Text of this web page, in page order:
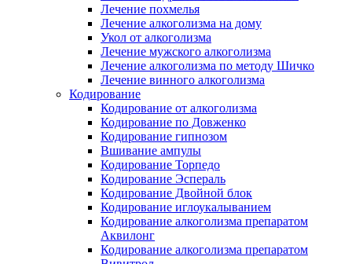
Лечение похмелья
Лечение алкоголизма на дому
Укол от алкоголизма
Лечение мужского алкоголизма
Лечение алкоголизма по методу Шичко
Лечение винного алкоголизма
Кодирование
Кодирование от алкоголизма
Кодирование по Довженко
Кодирование гипнозом
Вшивание ампулы
Кодирование Торпедо
Кодирование Эспераль
Кодирование Двойной блок
Кодирование иглоукалыванием
Кодирование алкоголизма препаратом
Аквилонг
Кодирование алкоголизма препаратом